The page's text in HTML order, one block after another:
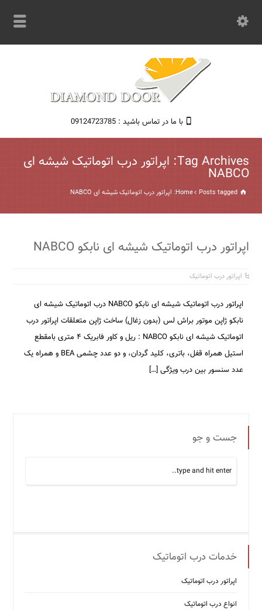
با ما در تماس باشید : 09124723785
Tag Archives: اپراتور درب اتوماتیک شیشه ای
NABCO
Home Posts tagged: اپراتور درب اتوماتیک شیشه ای NABCO
اپراتور درب اتوماتیک شیشه ای نابکو NABCO
اپراتور درب اتوماتیک
اپراتور درب اتوماتیک شیشه ای نابکو NABCO درب اتوماتیک شیشه ای
نابکو ژاپن موتور براش لس (بدون زغال) ساخت ژاپن متعلقات اپراتور درب
اتوماتیک شیشه ای نابکو NABCO : ریل و کاور فابریک ۴ متری بامقطع
استیل همراه قفل، باتری، کلید گردان، و دو عدد چشمی BEA و همراه یک
عدد سنسور بین درب ویژگی […]
جست و جو
خدمات درب اتوماتیک
اپراتور درب اتوماتیک
انواع درب اتوماتیک